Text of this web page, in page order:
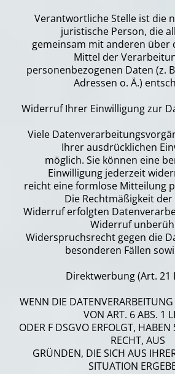
Verantwortliche Stelle ist die
juristische Person, die
gemeinsam mit anderen über
Mittel der
personenbezogenen Daten (z.
Adressen o. Ä.)
Widerruf Ihrer Einwilligung zur
Viele
Ihrer ausdrücklichen
möglich. Sie können eine
Einwilligung jederzeit
reicht eine formlose Mitteilung
Die Rechtmäßigkeit
Widerruf erfolgten
Widerruf
Widerspruchsrecht gegen die
besonderen Fällen
Direktwerbung (Art. 21
WENN DIE
VON ART. 6 ABS. 1
ODER F DSGVO ERFOLGT, HABEN
RECHT, AUS
GRÜNDEN, DIE SICH AUS
SITUATION